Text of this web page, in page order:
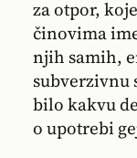
za otpor,
činovima
njih samih,
subverzivnu
bilo kakvu
o upotrebi